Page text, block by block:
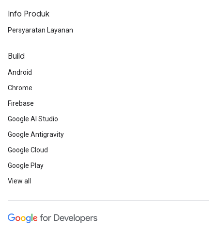
Info Produk
Persyaratan Layanan
Build
Android
Chrome
Firebase
Google AI Studio
Google Antigravity
Google Cloud
Google Play
View all